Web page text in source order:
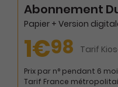
Abonnement
1€98 Tarif
Prix par n° pendant 6
Tarif France